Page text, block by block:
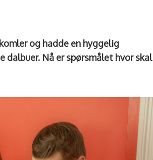
og hadde en hyggelig
Nå er spørsmålet hvor skal